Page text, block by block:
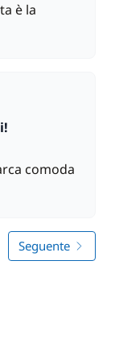
è la
comoda
Seguente